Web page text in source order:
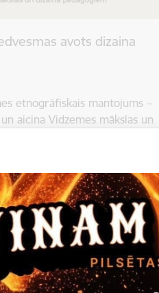
avots dizaina
etnogrāfiskais mantojums –
aicina Vidzemes mākslas un
ciklu no 19. līdz 21.
pedagogu profesionālās
un sadarbības pasākums, tās
Pieteikšanās līdz 17.
OTĒŠANAS DARBNĪCĀ 19.
zināšanas par otēšanas
lai uz koka priekšmeta
bija veidot mēbeles…